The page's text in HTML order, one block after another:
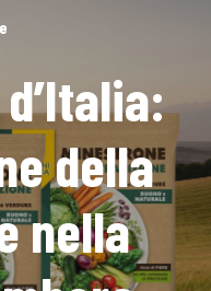
della
nella